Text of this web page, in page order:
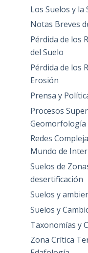
Los Suelos y la
Notas Breves
Pérdida de los
del Suelo
Pérdida de los
Erosión
Prensa y
Procesos
Geomorfología
Redes
Mundo de
Suelos de
desertificación
Suelos y
Suelos y
Taxonomías y
Zona Crítica